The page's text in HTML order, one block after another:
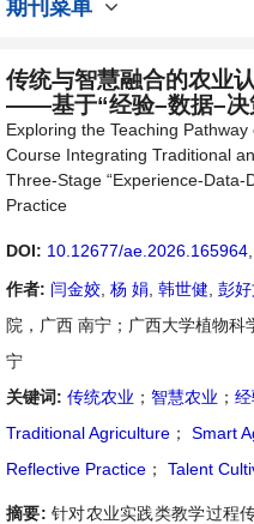
期刊菜单
传统与智慧融合的农业
——基于“经验–数据–决
Exploring the Teaching
Course Integrating Traditional
Three-Stage “Experience-Data-
Practice
DOI: 10.12677/ae.2026.165964
作者: 闫金姣 杨 娟 韩世健 彭好
院，广西 南宁；广西大学植物
宁
关键词: 传统农业 ； 智慧农业 ；
Traditional Agriculture ； Smart
Reflective Practice ； Talent
摘要: 针对农业实践类教学过程